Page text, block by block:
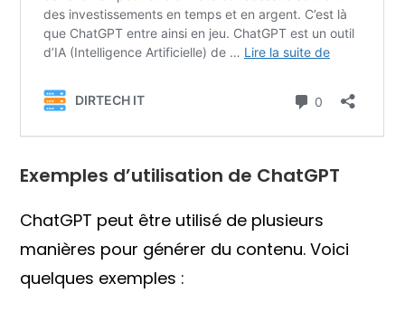
Exemples d’utilisation de ChatGPT
ChatGPT peut être utilisé de plusieurs
manières pour générer du contenu. Voici
quelques exemples :